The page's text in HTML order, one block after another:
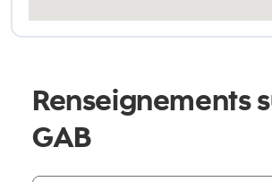
Renseignements
GAB